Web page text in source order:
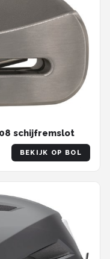
schijfremslot
BEKIJK OP BOL